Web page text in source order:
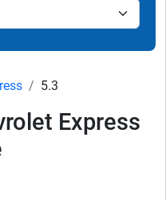
5.3
Express